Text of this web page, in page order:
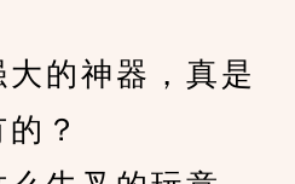
的神器，真是
？